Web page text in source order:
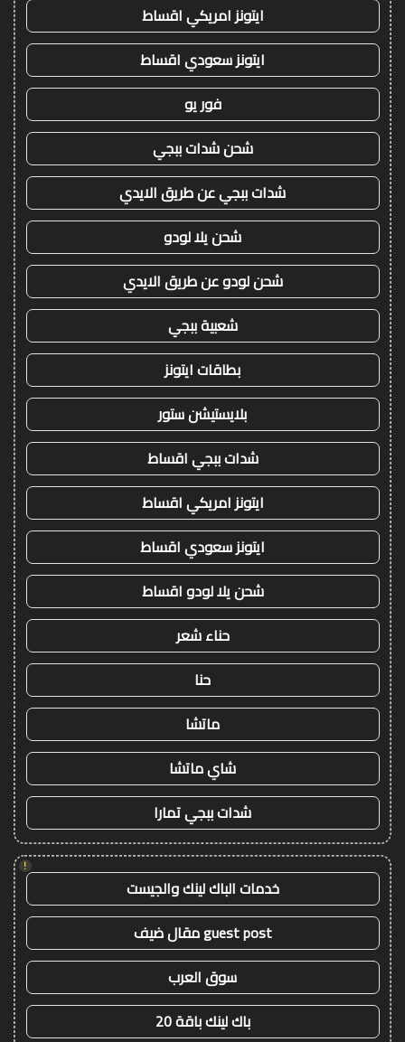
ايتونز امريكي اقساط
ايتونز سعودي اقساط
فور يو
شحن شدات ببجي
شدات ببجي عن طريق الايدي
شحن يلا لودو
شحن لودو عن طريق الايدي
شعبية ببجي
بطاقات ايتونز
بلايستيشن ستور
شدات ببجي اقساط
ايتونز امريكي اقساط
ايتونز سعودي اقساط
شحن يلا لودو اقساط
حناء شعر
حنا
ماتشا
شاي ماتشا
شدات ببجي تمارا
!
خدمات الباك لينك والجيست
guest post مقال ضيف
سوق العرب
باك لينك باقة 20